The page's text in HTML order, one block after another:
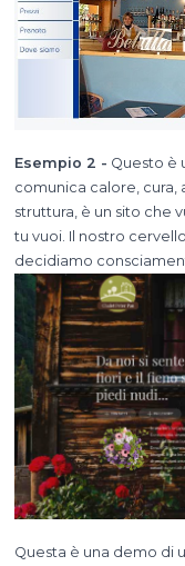
Esempio 2 - Questo è
comunica calore, cura,
struttura, è un sito che
tu vuoi. Il nostro
decidiamo
Questa è una demo di